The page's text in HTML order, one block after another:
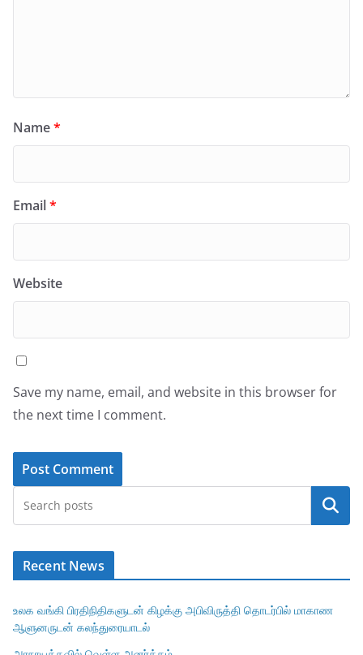
Name*
Email*
Website
Save my name, email, and website in this browser for
the next time I comment.
Search
Recent News
உலக வங்கி பிரதிநிதிகளுடன் கிழக்கு அபிவிருத்தி தொடர்பில் மாகாண
ஆளுனருடன் கலந்துரையாடல்